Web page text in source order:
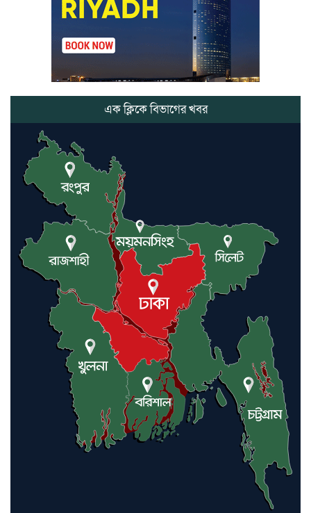
লাউয়াছড়া জাতীয় উদ্যানের সিএমসি
হিসাবরক্ষক আবজালুল হকের
মৃত্যুতে,এলাকায় শোকের ছায়া
ভোলাগঞ্জ স্থলবন্দরে এলসি আটকে
হয়রানির অভিযোগ, বিএনপির সাবেক
সভাপতির
গলিত মরদেহ উদ্ধার
লন্ডনে আদমপুর ইউনাইটেড কলেজ
বাস্তবায়ন নিয়ে আলোচনা সভা
আন্তর্জাতিক মানবাধিকার সম্মেলনে
বিশেষ সম্মাননা পেলেন ফারুক খাঁন,
শ্রীমঙ্গলে সংবর্ধনা
এক ক্লিকে বিভাগের খবর